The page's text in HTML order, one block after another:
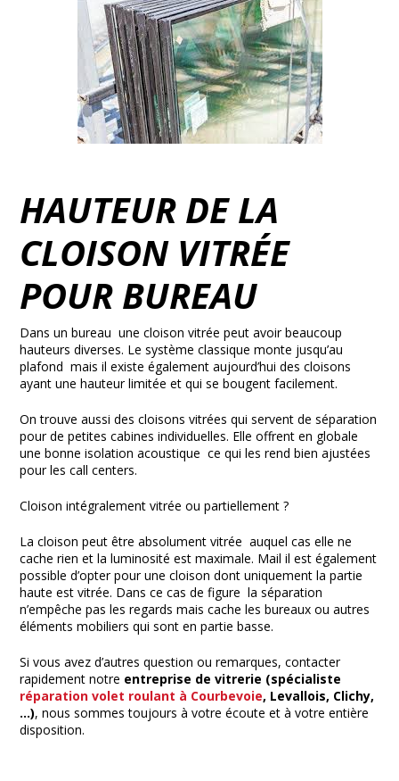
HAUTEUR DE LA
CLOISON VITRÉE
POUR BUREAU
Dans un bureau une cloison vitrée peut avoir beaucoup
hauteurs diverses. Le système classique monte jusqu’au
plafond mais il existe également aujourd’hui des cloisons
ayant une hauteur limitée et qui se bougent facilement.
On trouve aussi des cloisons vitrées qui servent de séparation
pour de petites cabines individuelles. Elle offrent en globale
une bonne isolation acoustique ce qui les rend bien ajustées
pour les call centers.
Cloison intégralement vitrée ou partiellement ?
La cloison peut être absolument vitrée auquel cas elle ne
cache rien et la luminosité est maximale. Mail il est également
possible d’opter pour une cloison dont uniquement la partie
haute est vitrée. Dans ce cas de figure la séparation
n’empêche pas les regards mais cache les bureaux ou autres
éléments mobiliers qui sont en partie basse.
Si vous avez d’autres question ou remarques, contacter
rapidement notre entreprise de vitrerie (spécialiste
réparation volet roulant à Courbevoie, Levallois, Clichy,
…), nous sommes toujours à votre écoute et à votre entière
disposition.